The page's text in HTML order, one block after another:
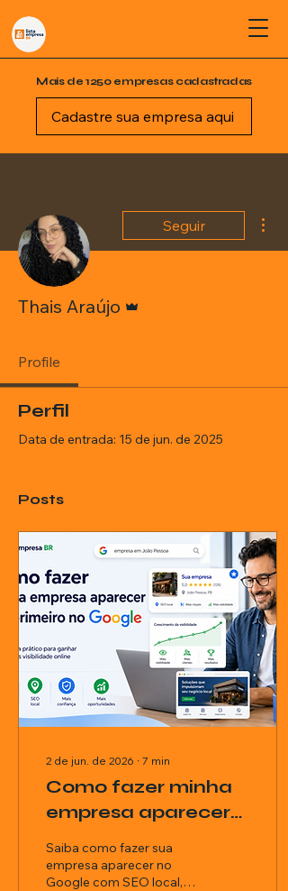
Mais de 1250 empresas cadastradas
Cadastre sua empresa aqui
Seguir
Thais Araújo
Profile
Perfil
Data de entrada: 15 de jun. de 2025
Posts
2 de jun. de 2026 ∙ 7 min
Como fazer minha
empresa aparecer
em primeiro no
Google
Saiba como fazer sua
empresa aparecer no
Google com SEO local,